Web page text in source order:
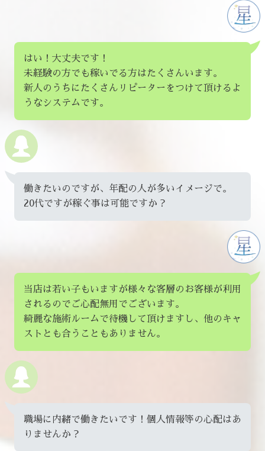
はい！大丈夫です！
未経験の方でも稼いでる方はたくさんいます。
新人のうちにたくさんリピーターをつけて頂けるよ
うなシステムです。
働きたいのですが、年配の人が多いイメージで。
20代ですが稼ぐ事は可能ですか？
当店は若い子もいますが様々な客層のお客様が利用
されるのでご心配無用でございます。
綺麗な施術ルームで待機して頂けますし、他のキャ
ストとも合うこともありません。
職場に内緒で働きたいです！個人情報等の心配はあ
りませんか？